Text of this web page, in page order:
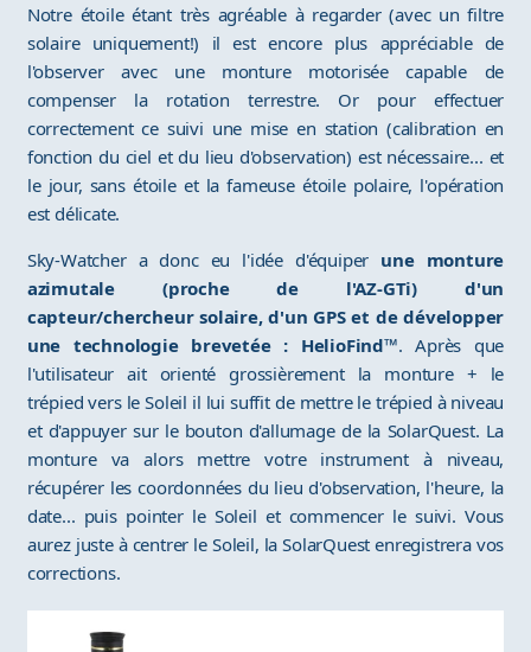
Notre étoile étant très agréable à regarder (avec un filtre
solaire uniquement!) il est encore plus appréciable de
l'observer avec une monture motorisée capable de
compenser la rotation terrestre. Or pour effectuer
correctement ce suivi une mise en station (calibration en
fonction du ciel et du lieu d'observation) est nécessaire... et
le jour, sans étoile et la fameuse étoile polaire, l'opération
est délicate.
Sky-Watcher a donc eu l'idée d'équiper une monture
azimutale (proche de l'AZ-GTi) d'un
capteur/chercheur solaire, d'un GPS et de développer
une technologie brevetée : HelioFind™. Après que
l'utilisateur ait orienté grossièrement la monture + le
trépied vers le Soleil il lui suffit de mettre le trépied à niveau
et d'appuyer sur le bouton d'allumage de la SolarQuest. La
monture va alors mettre votre instrument à niveau,
récupérer les coordonnées du lieu d'observation, l'heure, la
date... puis pointer le Soleil et commencer le suivi. Vous
aurez juste à centrer le Soleil, la SolarQuest enregistrera vos
corrections.